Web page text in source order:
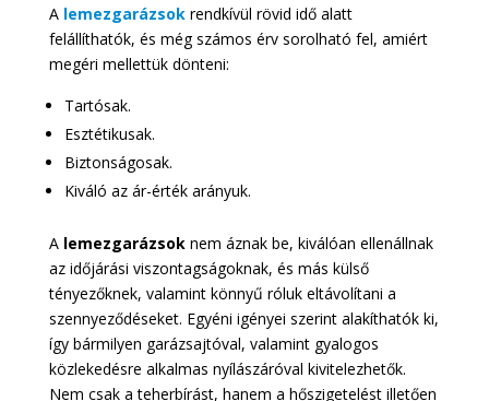
A lemezgarázsokrendkívül rövid idő alatt
felállíthatók, és még számos érv sorolható fel, amiért
megéri mellettük dönteni:
Tartósak.
Esztétikusak.
Biztonságosak.
Kiváló az ár-érték arányuk.
A lemezgarázsoknem áznak be, kiválóan ellenállnak
az időjárási viszontagságoknak, és más külső
tényezőknek, valamint könnyű róluk eltávolítani a
szennyeződéseket. Egyéni igényei szerint alakíthatók ki,
így bármilyen garázsajtóval, valamint gyalogos
közlekedésre alkalmas nyílászáróval kivitelezhetők.
Nem csak a teherbírást, hanem a hőszigetelést illetően